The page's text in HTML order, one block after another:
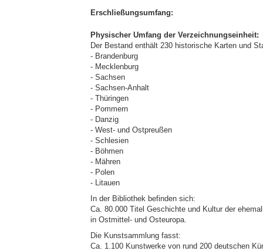
Erschließungsumfang:
Physischer Umfang der Verzeichnungseinheit:
Der Bestand enthält 230 historische Karten und
- Brandenburg
- Mecklenburg
- Sachsen
- Sachsen-Anhalt
- Thüringen
- Pommern
- Danzig
- West- und Ostpreußen
- Schlesien
- Böhmen
- Mähren
- Polen
- Litauen
In der Bibliothek befinden sich:
Ca. 80.000 Titel Geschichte und Kultur der
in Ostmittel- und Osteuropa.
Die Kunstsammlung fasst:
Ca. 1.100 Kunstwerke von rund 200 deutschen